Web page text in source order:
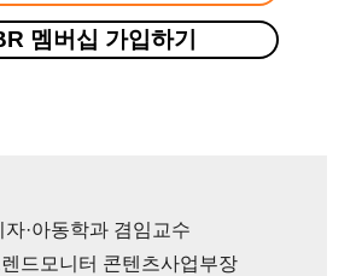
멤버십 가입하기
·아동학과 겸임교수
드모니터 콘텐츠사업부장